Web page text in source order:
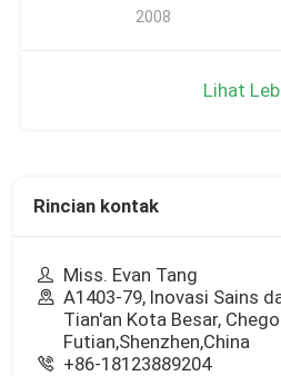
2008
Lihat
Rincian kontak
Miss. Evan Tang
A1403-79, Inovasi Sains
Tian'an Kota Besar,
Futian,Shenzhen,China
+86-18123889204